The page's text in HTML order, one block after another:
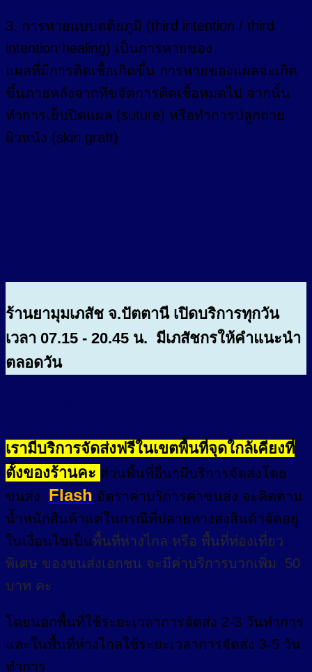
3. การหายแบบตติยภูมิ (third intention / third
intention healing) เป็นการหายของ
แผลที่มีการติดเชื้อเกิดขึ้น การหายของแผลจะเกิด
ขึ้นภายหลังจากที่ขจัดการติดเชื้อหมดไป จากนั้น
ทำการเย็บปิดแผล (suture) หรือทำการปลูกถ่าย
ผิวหนัง (skin graft)
ร้านยามุมเภสัช จ.ปัตตานี เปิดบริการทุกวัน
เวลา 07.15 - 20.45 น. มีเภสัชกรให้คำแนะนำ
ตลอดวัน
เรามีบริการจัดส่งฟรีในเขตพื้นที่จุดใกล้เคียงที่
ตั้งของร้านคะ ส่วนพื้นที่อื่นๆมีบริการจัดส่งโดย
ขนส่ง Flash อัตราค่าบริการค่าขนส่ง จะคิดตาม
น้ำหนักสินค้าแต่ในกรณีที่ปลายทางส่งสินค้าจัดอยู่
ในเงื่อนไขเป็นพื้นที่ห่างไกล หรือ พื้นที่ท่องเที่ยว
พิเศษ ของขนส่งเอกชน จะมีค่าบริการบวกเพิ่ม 50
บาท คะ
โดยนอกพื้นที่ใช้ระยะเวลาการจัดส่ง 2-3 วันทำการ
และในพื้นที่ห่างไกลใช้ระยะเวลาการจัดส่ง 3-5 วัน
ทำการ